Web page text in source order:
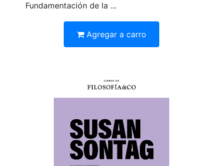
Fundamentación de la ...
Agregar a carro